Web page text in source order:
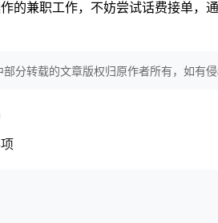
的兼职工作，不妨尝试话费接单，
分转载的文章版权归原作者所有，如有侵